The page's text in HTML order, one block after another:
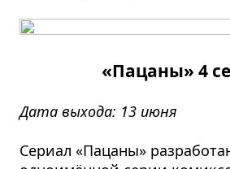
«Пацаны» 4
Дата выхода: 13 июня
Сериал «Пацаны»